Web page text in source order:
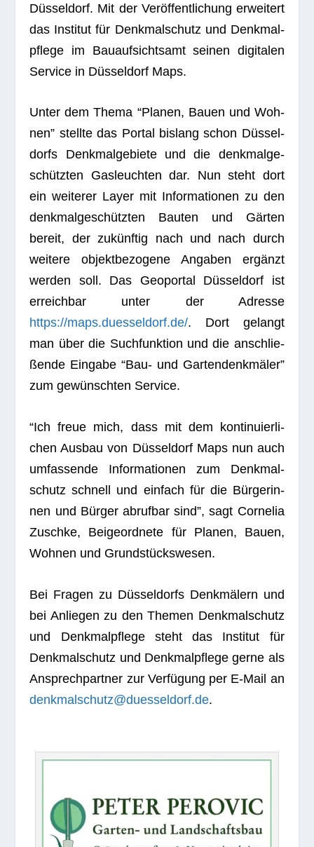
Düs­sel­dorf. Mit der Ver­öf­fent­li­chung erwei­tert
das Insti­tut für Denk­mal­schutz und Denk­mal­
pflege im Bau­auf­sichts­amt sei­nen digi­ta­len
Ser­vice in Düs­sel­dorf Maps.
Unter dem Thema “Pla­nen, Bauen und Woh­
nen” stellte das Por­tal bis­lang schon Düs­sel­
dorfs Denk­mal­ge­biete und die denk­mal­ge­
schütz­ten Gas­leuch­ten dar. Nun steht dort
ein wei­te­rer Layer mit Infor­ma­tio­nen zu den
denk­mal­ge­schütz­ten Bau­ten und Gär­ten
bereit, der zukünf­tig nach und nach durch
wei­tere objekt­be­zo­gene Anga­ben ergänzt
wer­den soll. Das Geo­por­tal Düs­sel­dorf ist
erreich­bar unter der Adresse
https://maps.duesseldorf.de/. Dort gelangt
man über die Such­funk­tion und die anschlie­
ßende Ein­gabe “Bau- und Gar­ten­denk­mä­ler”
zum gewünsch­ten Service.
“Ich freue mich, dass mit dem kon­ti­nu­ier­li­
chen Aus­bau von Düs­sel­dorf Maps nun auch
umfas­sende Infor­ma­tio­nen zum Denk­mal­
schutz schnell und ein­fach für die Bür­ge­rin­
nen und Bür­ger abruf­bar sind”, sagt Cor­ne­lia
Zuschke, Bei­geord­nete für Pla­nen, Bauen,
Woh­nen und Grundstückswesen.
Bei Fra­gen zu Düs­sel­dorfs Denk­mä­lern und
bei Anlie­gen zu den The­men Denk­mal­schutz
und Denk­mal­pflege steht das Insti­tut für
Denk­mal­schutz und Denk­mal­pflege gerne als
Ansprech­part­ner zur Ver­fü­gung per E‑Mail an
denkmalschutz@duesseldorf.de.